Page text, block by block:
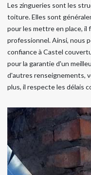
Les zingueries sont les
toiture. Elles sont
pour les mettre en place,
professionnel. Ainsi, nous
confiance à Castel
pour la garantie d'un
d'autres renseignements,
plus, il respecte les délais